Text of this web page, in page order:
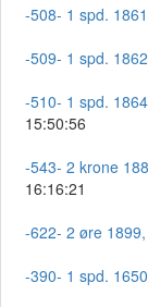
-508- 1 spd.
-509- 1 spd.
-510- 1 spd.
15:50:56
-543- 2 krone
16:16:21
-622- 2 øre
-390- 1 spd.